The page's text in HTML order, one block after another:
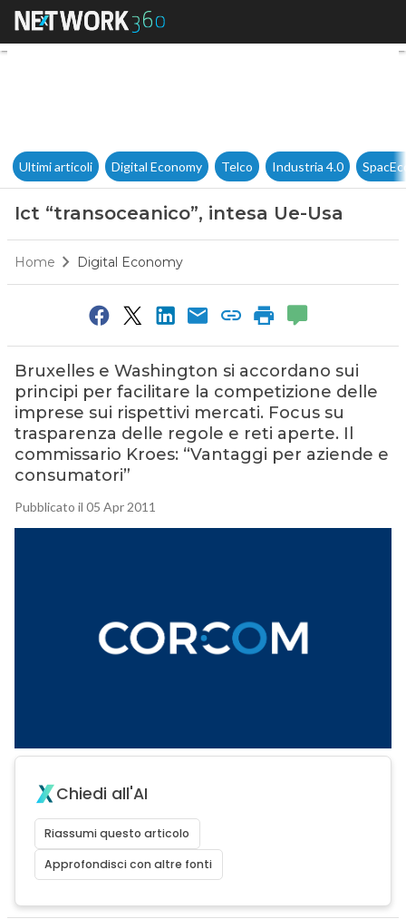
Ict “transoceanico”, intesa
Ultimi articoli Digital Economy Telco Industria 4.0
Ict “transoceanico”, intesa Ue-Usa
Home Digital Economy
Bruxelles e Washington si accordano sui
principi per facilitare la competizione delle
imprese sui rispettivi mercati. Focus su
trasparenza delle regole e reti aperte. Il
commissario Kroes: “Vantaggi per aziende e
consumatori”
Pubblicato il 05 Apr 2011
Chiedi all'AI
Riassumi questo articolo
Approfondisci con altre fonti